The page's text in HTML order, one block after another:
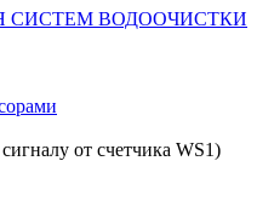
ВОДООЧИСТКИ
от счетчика WS1)